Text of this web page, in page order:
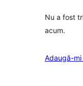
Nu a fost
acum.
Adaugă-